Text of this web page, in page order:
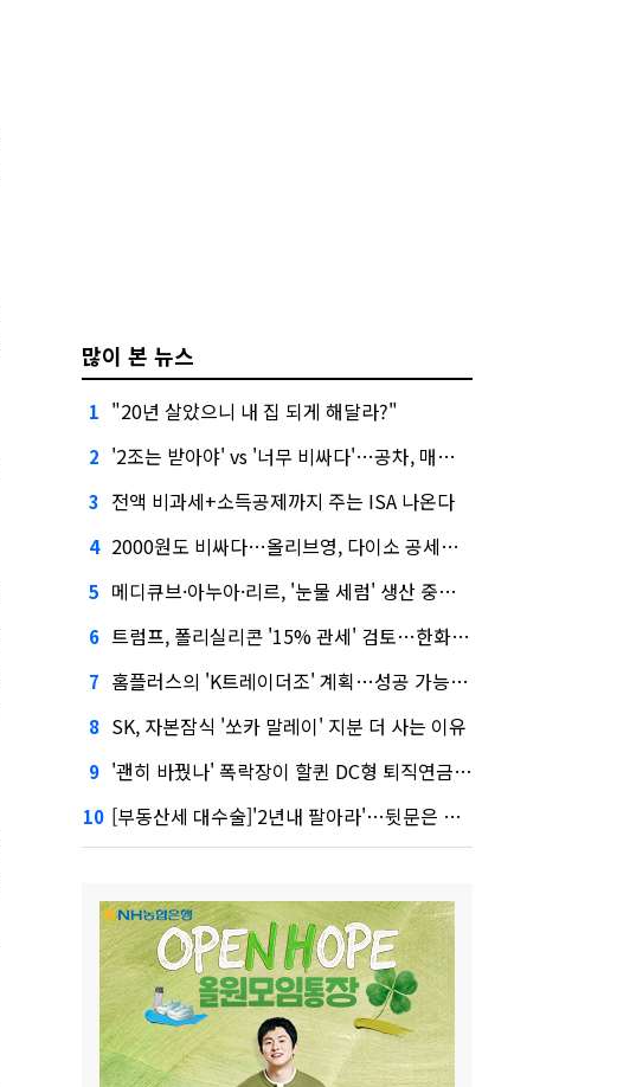
많이 본 뉴스
1 "20년 살았으니 내 집 되게 해달라?"
2 '2조는 받아야' vs '너무 비싸다'…공차, 매각 성공할까
3 전액 비과세+소득공제까지 주는 ISA 나온다
4 2000원도 비싸다…올리브영, 다이소 공세에 '가성비'로 맞불
5 메디큐브·아누아·리르, '눈물 세럼' 생산 중단한다
6 트럼프, 폴리실리콘 '15% 관세' 검토…한화큐셀·OCI 영향은?
7 홈플러스의 'K트레이더조' 계획…성공 가능성은 '글쎄'
8 SK, 자본잠식 '쏘카 말레이' 지분 더 사는 이유
9 '괜히 바꿨나' 폭락장이 할퀸 DC형 퇴직연금…전문가 조언은
10 [부동산세 대수술]'2년내 팔아라'…뒷문은 열었다